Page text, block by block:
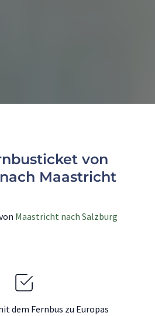
von
Maastricht
Maastricht nach Salzburg
dem Fernbus zu Europas